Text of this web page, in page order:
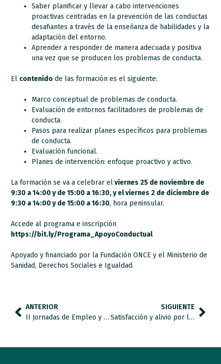
Saber planificar y llevar a cabo intervenciones
proactivas centradas en la prevención de las conductas
desafiantes a través de la enseñanza de habilidades y la
adaptación del entorno.
Aprender a responder de manera adecuada y positiva
una vez que se producen los problemas de conducta.
El contenido de las formación es el siguiente:
Marco conceptual de problemas de conducta.
Evaluación de entornos facilitadores de problemas de
conducta.
Pasos para realizar planes específicos para problemas
de conducta.
Evaluación funcional.
Planes de intervención: enfoque proactivo y activo.
La formación se va a celebrar elviernes 25 de noviembre de
9:30 a 14:00 y de 15:00 a 16:30, y el viernes 2 de diciembre de
9:30 a 14:00 y de 15:00 a 16:30, hora peninsular.
Accede al programa e inscripción
https://bit.ly/Programa_ApoyoConductual
Apoyado y financiado por la Fundación ONCE y el Ministerio de
Sanidad, Derechos Sociales e Igualdad.
ANTERIOR
II Jornadas de Empleo y TEA: Abriendo puertas, construyendo oportunidades, cumpliendo sueños.
SIGUIENTE
Satisfacción y alivio por la decisión del Gobierno de mantener las bonificaciones al empleo con discapacidad.